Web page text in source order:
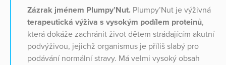
Zázrak jménem Plumpy’Nut. Plumpy’Nut je výživná
terapeutická výživa s vysokým podílem proteinů,
která dokáže zachránit život dětem strádajícím akutní
podvýživou, jejichž organismus je příliš slabý pro
podávání normální stravy. Má velmi vysoký obsah